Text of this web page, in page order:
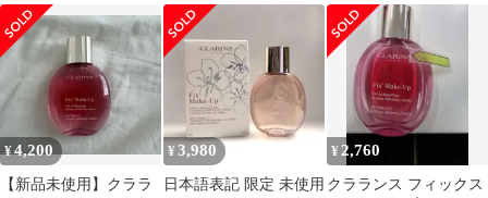
15ml✕１点◆ネコポス
メイクアップ N 50ml
¥4,200
【新品未使用】クララ
¥ 3,980
日本語表記 限定 未使用
¥ 2,760
クラランス フィックス